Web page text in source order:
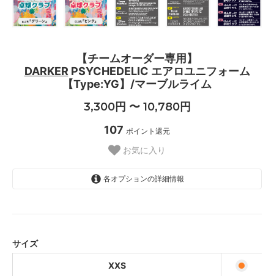
【チームオーダー専用】
DARKER PSYCHEDELIC エアロユニフォーム
【Type:YG】/マーブルライム
3,300円 〜 10,780円
107 ポイント還元
お気に入り
各オプションの詳細情報
サイズ
XXS